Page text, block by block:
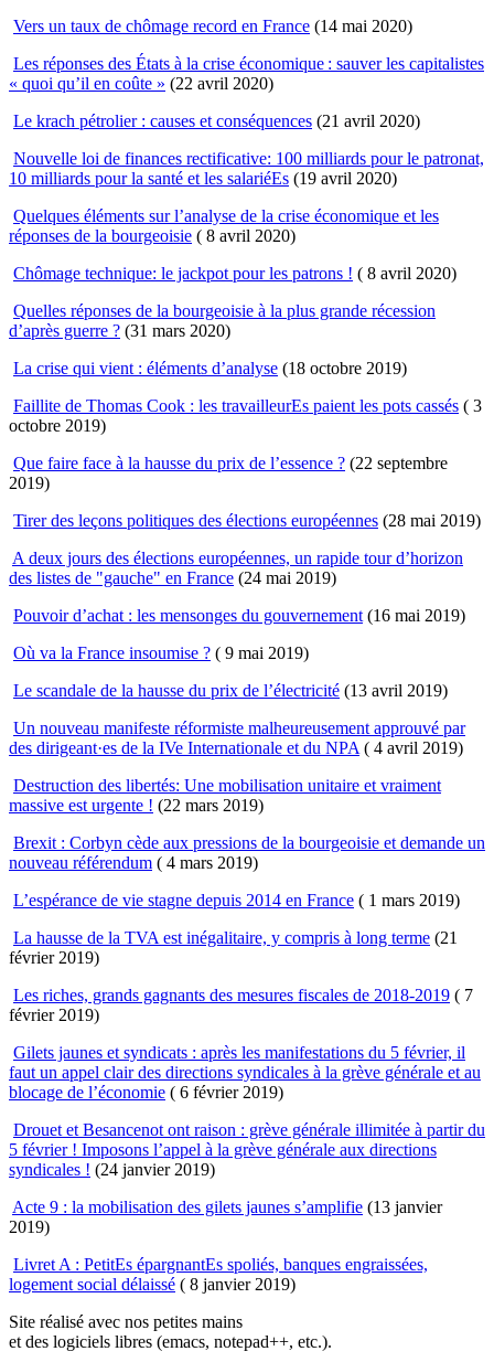
Vers un taux de chômage record en France (14 mai 2020)
Les réponses des États à la crise économique : sauver les capitalistes
« quoi qu’il en coûte » (22 avril 2020)
Le krach pétrolier : causes et conséquences (21 avril 2020)
Nouvelle loi de finances rectificative: 100 milliards pour le patronat,
10 milliards pour la santé et les salariéEs (19 avril 2020)
Quelques éléments sur l’analyse de la crise économique et les
réponses de la bourgeoisie ( 8 avril 2020)
Chômage technique: le jackpot pour les patrons ! ( 8 avril 2020)
Quelles réponses de la bourgeoisie à la plus grande récession
d’après guerre ? (31 mars 2020)
La crise qui vient : éléments d’analyse (18 octobre 2019)
Faillite de Thomas Cook : les travailleurEs paient les pots cassés ( 3
octobre 2019)
Que faire face à la hausse du prix de l’essence ? (22 septembre
2019)
Tirer des leçons politiques des élections européennes (28 mai 2019)
A deux jours des élections européennes, un rapide tour d’horizon
des listes de "gauche" en France (24 mai 2019)
Pouvoir d’achat : les mensonges du gouvernement (16 mai 2019)
Où va la France insoumise ? ( 9 mai 2019)
Le scandale de la hausse du prix de l’électricité (13 avril 2019)
Un nouveau manifeste réformiste malheureusement approuvé par
des dirigeant·es de la IVe Internationale et du NPA ( 4 avril 2019)
Destruction des libertés: Une mobilisation unitaire et vraiment
massive est urgente ! (22 mars 2019)
Brexit : Corbyn cède aux pressions de la bourgeoisie et demande un
nouveau référendum ( 4 mars 2019)
L’espérance de vie stagne depuis 2014 en France ( 1 mars 2019)
La hausse de la TVA est inégalitaire, y compris à long terme (21
février 2019)
Les riches, grands gagnants des mesures fiscales de 2018-2019 ( 7
février 2019)
Gilets jaunes et syndicats : après les manifestations du 5 février, il
faut un appel clair des directions syndicales à la grève générale et au
blocage de l’économie ( 6 février 2019)
Drouet et Besancenot ont raison : grève générale illimitée à partir du
5 février ! Imposons l’appel à la grève générale aux directions
syndicales ! (24 janvier 2019)
Acte 9 : la mobilisation des gilets jaunes s’amplifie (13 janvier
2019)
Livret A : PetitEs épargnantEs spoliés, banques engraissées,
logement social délaissé ( 8 janvier 2019)
Site réalisé avec nos petites mains
et des logiciels libres (emacs, notepad++, etc.).